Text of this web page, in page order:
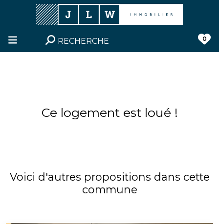
RECHERCHE 0
Ce logement est loué !
Voici d'autres propositions dans cette
commune